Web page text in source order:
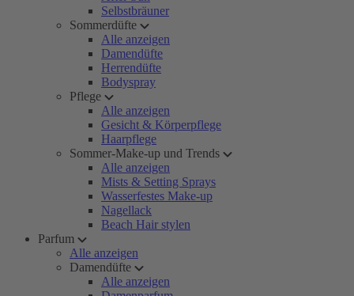
Selbstbräuner
Sommerdüfte
Alle anzeigen
Damendüfte
Herrendüfte
Bodyspray
Pflege
Alle anzeigen
Gesicht & Körperpflege
Haarpflege
Sommer-Make-up und Trends
Alle anzeigen
Mists & Setting Sprays
Wasserfestes Make-up
Nagellack
Beach Hair stylen
Parfum
Alle anzeigen
Damendüfte
Alle anzeigen